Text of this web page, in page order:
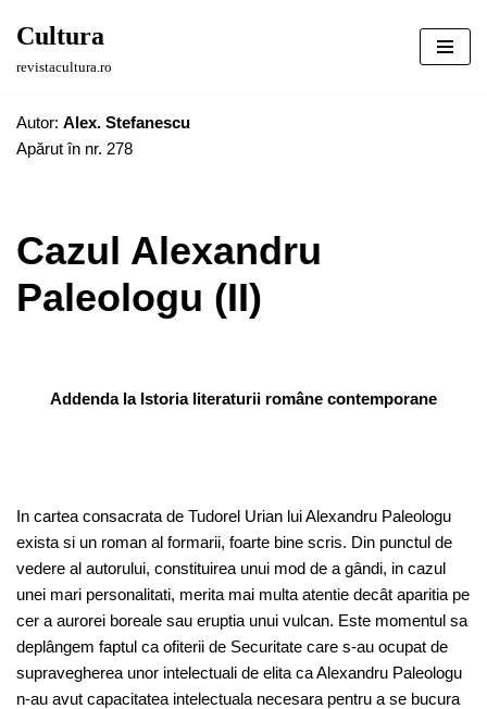
Sari
Cultura
revistacultura.ro
Autor: Alex. Stefanescu
Apărut în nr. 278
Cazul Alexandru
Paleologu (II)
Addenda la Istoria literaturii române contemporane
In cartea consacrata de Tudorel Urian lui Alexandru Paleologu
exista si un roman al formarii, foarte bine scris. Din punctul de
vedere al autorului, constituirea unui mod de a gândi, in cazul
unei mari personalitati, merita mai multa atentie decât aparitia pe
cer a aurorei boreale sau eruptia unui vulcan. Este momentul sa
deplângem faptul ca ofiterii de Securitate care s-au ocupat de
supravegherea unor intelectuali de elita ca Alexandru Paleologu
n-au avut capacitatea intelectuala necesara pentru a se bucura